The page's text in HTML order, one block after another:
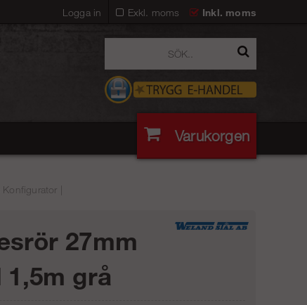
Exkl. moms Inkl. moms
Logga in
Varukorgen
|
27mm
1,5m grå